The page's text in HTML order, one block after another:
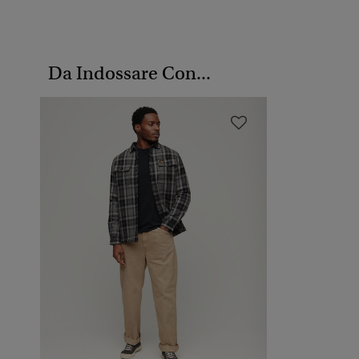
Da Indossare Con...